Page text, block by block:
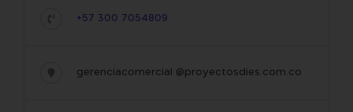
+57 300 7054809
gerenciacomercial @proyectosdies.com.co